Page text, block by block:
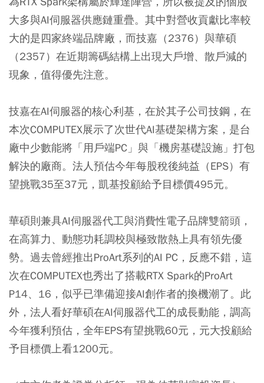
大多與AI伺服器供應鏈重疊。其中對營收貢獻比率較
大的是四家終端品牌廠，而技嘉（2376）與華碩
（2357）在近期籌碼結構上出現大戶增、散戶減的
現象，值得優先注意。
技嘉在AI伺服器的核心利基，在於其子公司技鋼，在
本次COMPUTEX展示了次世代AI基礎架構方案，是台
廠中少數能將「用戶端PC」與「機房基礎設施」打包
解決的廠商。法人預估今年每股稅後純益（EPS）有
望挑戰35至37元，凱基投顧給予目標價495元。
華碩則兼具AI伺服器代工與消費性電子品牌雙箭頭，
在高算力、動態功耗調校與極致散熱上具有領先優
勢。過去曾經推出ProArt系列的AI PC，反應不錯，這
次在COMPUTEX也秀出了搭載RTX Spark的ProArt
P14、16，似乎已準備迎接AI創作者的換機潮了。此
外，法人看好華碩在AI伺服器代工的成長動能，調高
今年獲利預估，全年EPS有望挑戰60元，元大投顧給
予目標價上看1200元。